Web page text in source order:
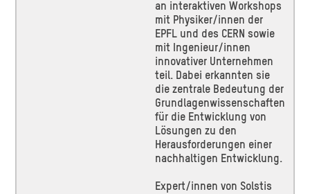
an interaktiven Workshops
mit Physiker/innen der
EPFL und des CERN sowie
mit Ingenieur/innen
innovativer Unternehmen
teil. Dabei erkannten sie
die zentrale Bedeutung der
Grundlagenwissenschaften
für die Entwicklung von
Lösungen zu den
Herausforderungen einer
nachhaltigen Entwicklung.
Expert/innen von Solstis